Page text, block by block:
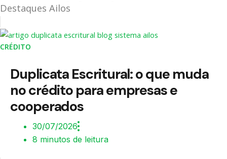
Destaques Ailos
CRÉDITO
Duplicata Escritural: o que muda
no crédito para empresas e
cooperados
30/07/2026
8 minutos de leitura